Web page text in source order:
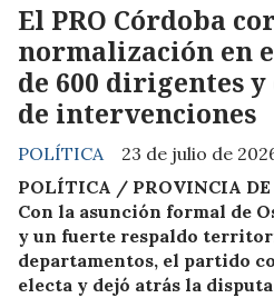
El PRO Córdoba
normalización en
de 600 dirigentes
de intervenciones
POLÍTICA
23 de julio de
POLÍTICA / PROVINCIA
Con la asunción formal de
y un fuerte respaldo
departamentos, el partido
electa y dejó atrás la